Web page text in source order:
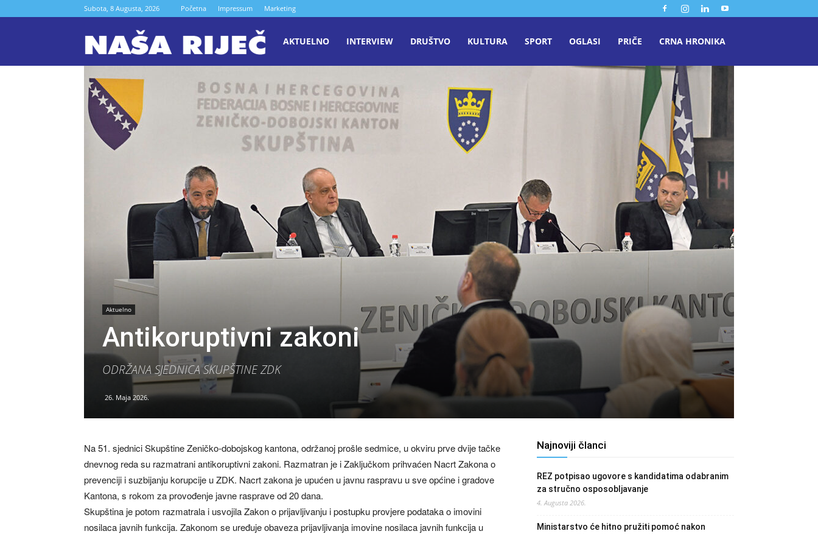
Subota, 8 Augusta, 2026 Početna Impressum Marketing
Naša
riječ
Zenica
AKTUELNO INTERVIEW DRUŠTVO KULTURA SPORT OGLASI PRIČE CRNA HRONIKA
Aktuelno
Antikoruptivni zakoni
ODRŽANA SJEDNICA SKUPŠTINE ZDK
26. Maja 2026.
Na 51. sjednici Skupštine Zeničko-dobojskog kantona, održanoj prošle sedmice, u okviru prve dvije tačke
dnevnog reda su razmatrani antikoruptivni zakoni. Razmatran je i Zaključkom prihvaćen Nacrt Zakona o
prevenciji i suzbijanju korupcije u ZDK. Nacrt zakona je upućen u javnu raspravu u sve općine i gradove
Kantona, s rokom za provođenje javne rasprave od 20 dana.
Skupština je potom razmatrala i usvojila Zakon o prijavljivanju i postupku provjere podataka o imovini
nosilaca javnih funkcija. Zakonom se uređuje obaveza prijavljivanja imovine nosilaca javnih funkcija u
Najnoviji članci
REZ potpisao ugovore s kandidatima odabranim
za stručno osposobljavanje
4. Augusta 2026.
Ministarstvo će hitno pružiti pomoć nakon